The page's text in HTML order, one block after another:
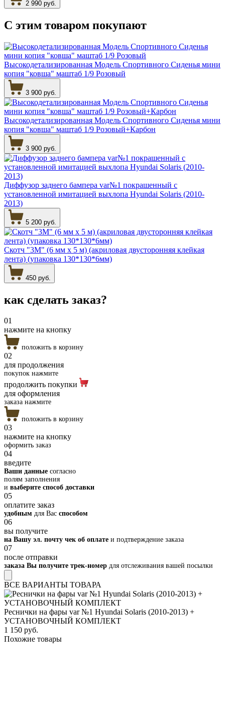
2 990 руб.
С этим товаром покупают
Высокодетализированная Модель Спортивного Сиденья мини
копия "ковша" маштаб 1/9 Розовый
3 900 руб.
Высокодетализированная Модель Спортивного Сиденья мини
копия "ковша" маштаб 1/9 Розовый+Карбон
3 900 руб.
Диффузор заднего бампера var№1 покрашенный с
установленной имитацией выхлопа Hyundai Solaris (2010-
2013)
5 200 руб.
Скотч "3М" (6 мм х 5 м) (акриловая двусторонняя клейкая
лента) (упаковка 130*130*6мм)
450 руб.
как сделать заказ?
01
нажмите на кнопку
положить в корзину
02
для продолжения
покупок нажмите
продолжить покупки
для оформления
заказа нажмите
положить в корзину
03
нажмите на кнопку
оформить заказ
04
введите
Ваши данные согласно
полям заполнения
и выберите способ доставки
05
оплатите заказ
удобным для Вас способом
06
вы получите
на Вашу эл. почту чек об оплате и подтверждение заказа
07
после отправки
заказа Вы получите трек-номер для отслеживания вашей посылки
ВСЕ ВАРИАНТЫ ТОВАРА
Реснички на фары var №1 Hyundai Solaris (2010-2013) +
УСТАНОВОЧНЫЙ КОМПЛЕКТ
1 150 руб.
Похожие товары